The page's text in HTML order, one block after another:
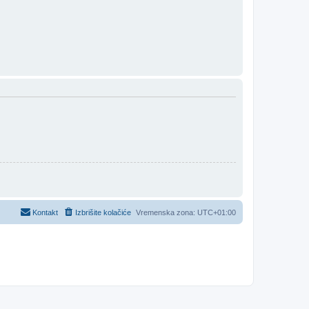
Vremenska zona: UTC+01:00
Izbrišite kolačiće
Kontakt